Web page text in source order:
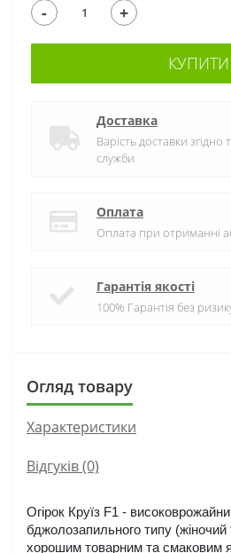
- +
КУПИТИ
Доставка
Варість доставки
служби
Оплата
Оплата при отриманні
Гарантія якості
100% Гарантія без
Огляд товару
Характеристики
Відгуків (0)
Огірок Круїз F1 -
бджолозапильного типу
хорошим товарним та смаковим